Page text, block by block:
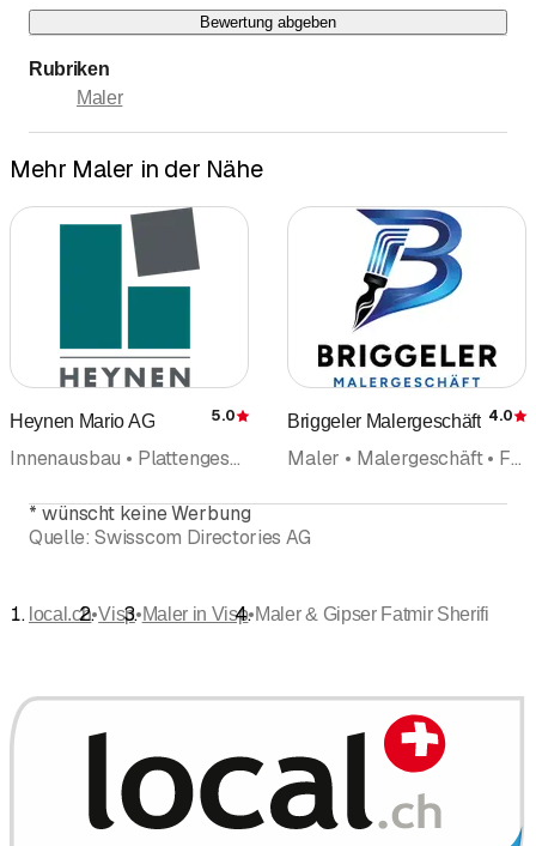
Bewertung abgeben
Rubriken
Maler
Mehr Maler in der Nähe
Heynen Mario AG Bewertung
5.0
Innenausbau • Plattengeschäft • Cheminéebau Ofenbau • Bodenbeläge Wandbeläge • Wellness • Innenarchitektur • Design • Parkett • Renovation • Möbelgeschäft • Wohnberatung • Wohnaccessoires • Badezimmerrenovation • Handwerkerzentrum • Handwerk • Planung • Lichtplanung • Tapeten • Maler • Malergeschäft
Briggeler Malergeschäft 4.0
Maler • Malergeschäft • Fassaden • Renovation • Bodenbeläge Wandbeläge • Tapeziergeschäft • Sandstrahlerei • Farbgestaltung Farbdesign
* wünscht keine Werbung
Quelle: Swisscom Directories AG
local.ch•Visp•Maler in Visp•Maler & Gipser Fatmir Sherifi